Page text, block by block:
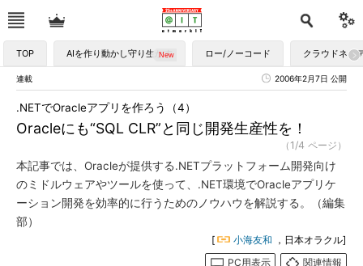
TOP AIを作り動かし守り生かす ロー/ノーコード クラウドネイ
連載 2006年2月7日 公開
Oracleにも“SQL CLR”と同じ開発生産性を！
.NETでOracleアプリを作ろう（4）
（1/4 ページ）
本記事では、Oracleが提供する.NETプラットフォーム開発向け
のミドルウェアやツールを使って、.NET環境でOracleアプリケ
ーション開発を効率的に行うためのノウハウを解説する。（編集
部）
[ 小海友和 ，日本オラクル]
PC用表示
関連情報